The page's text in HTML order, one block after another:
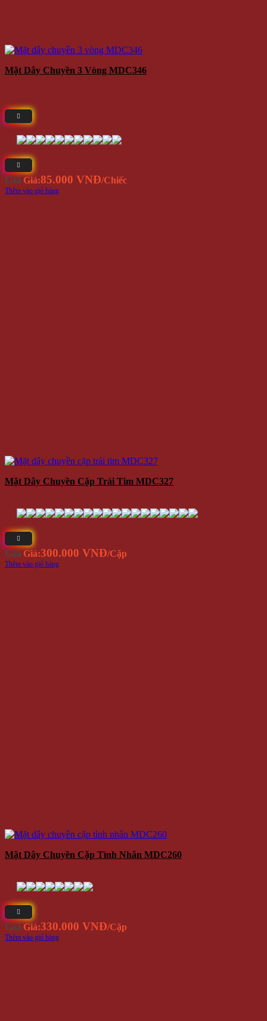
Mặt Dây Chuyền 3 Vòng MDC346
Giá Giá:85.000 VNĐ/Chiếc
Thêm vào giỏ hàng
Mặt Dây Chuyền Cặp Trái Tim MDC327
Giá Giá:300.000 VNĐ/Cặp
Thêm vào giỏ hàng
Mặt Dây Chuyền Cặp Tình Nhân MDC260
Giá Giá:330.000 VNĐ/Cặp
Thêm vào giỏ hàng